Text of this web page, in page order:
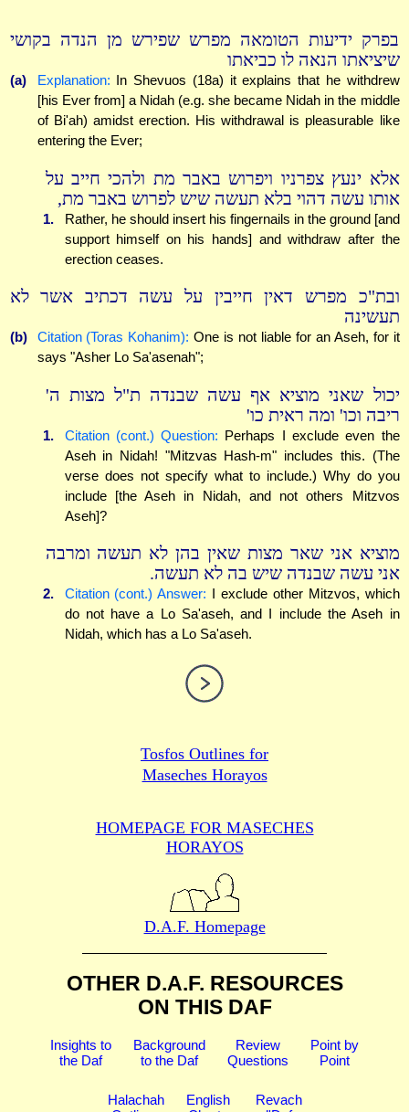
בפרק ידיעות הטומאה מפרש שפירש מן הנדה בקושי
שיציאתו הנאה לו כביאתו
(a) Explanation: In Shevuos (18a) it explains that he withdrew
[his Ever from] a Nidah (e.g. she became Nidah in the middle
of Bi'ah) amidst erection. His withdrawal is pleasurable like
entering the Ever;
אלא ינעץ צפרניו ויפרוש באבר מת ולהכי חייב על
אותו עשה דהוי בלא תעשה שיש לפרוש באבר מת,
1.
Rather, he should insert his fingernails in the ground [and
support himself on his hands] and withdraw after the
erection ceases.
ובת"כ מפרש דאין חייבין על עשה דכתיב אשר לא
תעשינה
(b) Citation (Toras Kohanim): One is not liable for an Aseh, for it
says "Asher Lo Sa'asenah";
יכול שאני מוציא אף עשה שבנדה ת"ל מצות ה'
ריבה וכו' ומה ראית כו'
1. Citation (cont.) Question: Perhaps I exclude even the
Aseh in Nidah! "Mitzvas Hash-m" includes this. (The
verse does not specify what to include.) Why do you
include [the Aseh in Nidah, and not others Mitzvos
Aseh]?
מוציא אני שאר מצות שאין בהן לא תעשה ומרבה
אני עשה שבנדה שיש בה לא תעשה.
2. Citation (cont.) Answer: I exclude other Mitzvos, which
do not have a Lo Sa'aseh, and I include the Aseh in
Nidah, which has a Lo Sa'aseh.
Tosfos Outlines for
Maseches Horayos
HOMEPAGE FOR MASECHES
HORAYOS
D.A.F. Homepage
OTHER D.A.F. RESOURCES
ON THIS DAF
Insights to
the Daf
Background
to the Daf
Review
Questions
Point by
Point
Halachah
English
Revach